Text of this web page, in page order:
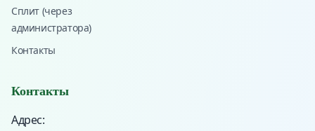
Сплит (через
администратора)
Контакты
Контакты
Адрес: